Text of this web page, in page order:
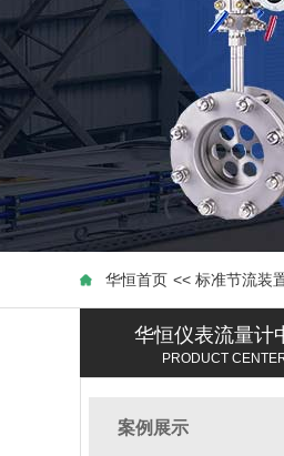
华恒首页 << 标准节流装
标准节流装
华恒仪表流量计
PRODUCT
案例展示